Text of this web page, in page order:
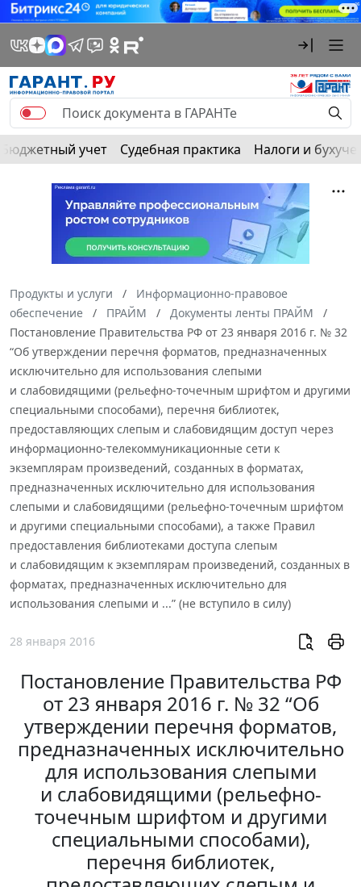
Бюджетный учет Судебная практика Налоги и
Продукты и услуги
Информационно-правовое
обеспечение
ПРАЙМ
Документы ленты ПРАЙМ
Постановление Правительства РФ от 23 января 2016 г. № 32
“Об утверждении перечня форматов, предназначенных
исключительно для использования слепыми
и слабовидящими (рельефно-точечным шрифтом и другими
специальными способами), перечня библиотек,
предоставляющих слепым и слабовидящим доступ через
информационно-телекоммуникационные сети к
экземплярам произведений, созданных в форматах,
предназначенных исключительно для использования
слепыми и слабовидящими (рельефно-точечным шрифтом
и другими специальными способами), а также Правил
предоставления библиотеками доступа слепым
и слабовидящим к экземплярам произведений, созданных в
форматах, предназначенных исключительно для
использования слепыми и ...” (не вступило в силу)
28 января 2016
Постановление Правительства РФ
от 23 января 2016 г. № 32 “Об
утверждении перечня форматов,
предназначенных исключительно
для использования слепыми
и слабовидящими (рельефно-
точечным шрифтом и другими
специальными способами),
перечня библиотек,